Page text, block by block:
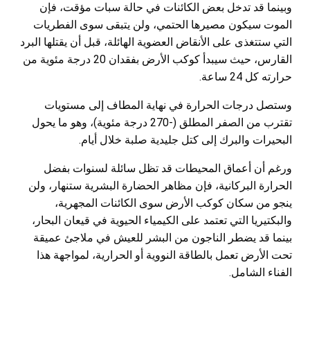
وبينما قد تدخل بعض الكائنات في حالة سبات مؤقت، فإن
الموت سيكون مصيرها الحتمي، ولن يتبقى سوى الفطريات
التي ستتغذى على الأنقاض العضوية الهائلة، قبل أن يقتلها البرد
القارس، حيث سيبدأ كوكب الأرض بفقدان 20 درجة مئوية من
حرارته كل 24 ساعة.
وستصل درجات الحرارة في نهاية المطاف إلى مستويات
تقترب من الصفر المطلق (-270 درجة مئوية)، وهو ما يحول
البحيرات والبرك إلى كتل جليدية صلبة خلال أيام.
ورغم أن أعماق المحيطات قد تظل سائلة لسنوات بفضل
الحرارة البركانية، فإن مظاهر الحضارة البشرية ستنهار، ولن
ينجو من سكان كوكب الأرض سوى الكائنات المجهرية،
والبكتيريا التي تعتمد على الكيمياء الحيوية في قيعان البحار،
بينما قد يضطر الناجون من البشر للعيش في ملاجئ عميقة
تحت الأرض تعمل بالطاقة النووية أو الحرارية، لمواجهة هذا
الفناء الشامل.